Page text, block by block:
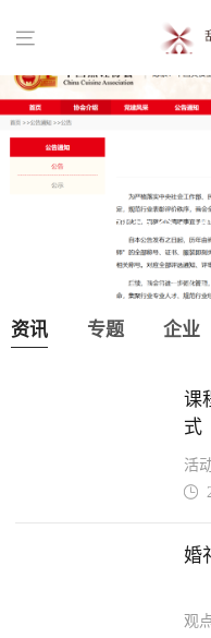

中国烹饪协会：
资讯 专题 企业
课
式
活

婚
观